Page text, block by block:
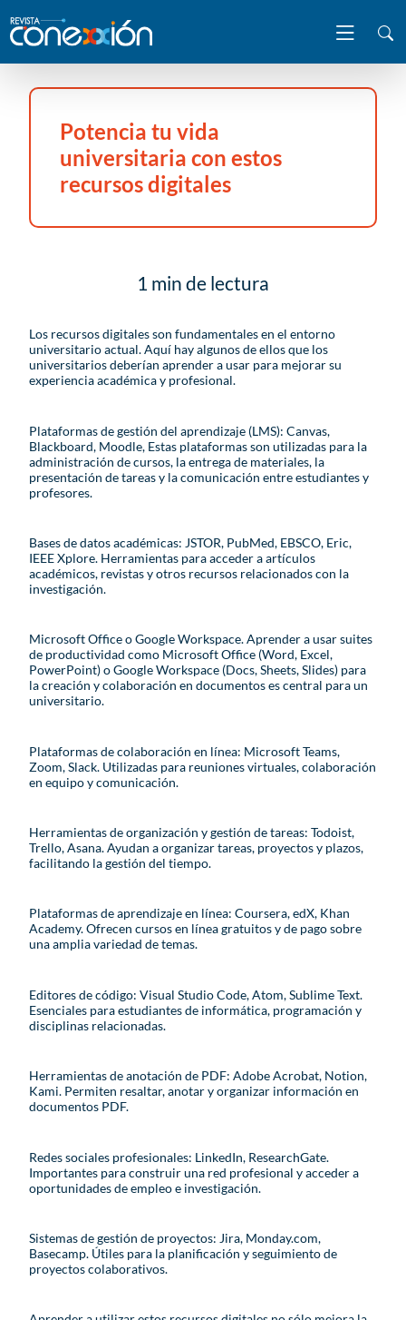
Potencia tu vida
universitaria con estos
recursos digitales
1 min de lectura
Los recursos digitales son fundamentales en el entorno
universitario actual. Aquí hay algunos de ellos que los
universitarios deberían aprender a usar para mejorar su
experiencia académica y profesional.
Plataformas de gestión del aprendizaje (LMS): Canvas,
Blackboard, Moodle, Estas plataformas son utilizadas para la
administración de cursos, la entrega de materiales, la
presentación de tareas y la comunicación entre estudiantes y
profesores.
Bases de datos académicas: JSTOR, PubMed, EBSCO, Eric,
IEEE Xplore. Herramientas para acceder a artículos
académicos, revistas y otros recursos relacionados con la
investigación.
Microsoft Office o Google Workspace. Aprender a usar suites
de productividad como Microsoft Office (Word, Excel,
PowerPoint) o Google Workspace (Docs, Sheets, Slides) para
la creación y colaboración en documentos es central para un
universitario.
Plataformas de colaboración en línea: Microsoft Teams,
Zoom, Slack. Utilizadas para reuniones virtuales, colaboración
en equipo y comunicación.
Herramientas de organización y gestión de tareas: Todoist,
Trello, Asana. Ayudan a organizar tareas, proyectos y plazos,
facilitando la gestión del tiempo.
Plataformas de aprendizaje en línea: Coursera, edX, Khan
Academy. Ofrecen cursos en línea gratuitos y de pago sobre
una amplia variedad de temas.
Editores de código: Visual Studio Code, Atom, Sublime Text.
Esenciales para estudiantes de informática, programación y
disciplinas relacionadas.
Herramientas de anotación de PDF: Adobe Acrobat, Notion,
Kami. Permiten resaltar, anotar y organizar información en
documentos PDF.
Redes sociales profesionales: LinkedIn, ResearchGate.
Importantes para construir una red profesional y acceder a
oportunidades de empleo e investigación.
Sistemas de gestión de proyectos: Jira, Monday.com,
Basecamp. Útiles para la planificación y seguimiento de
proyectos colaborativos.